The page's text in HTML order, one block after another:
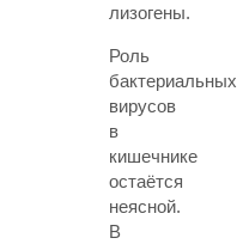
лизогены.
Роль
бактериальных
вирусов
в
кишечнике
остаётся
неясной.
В